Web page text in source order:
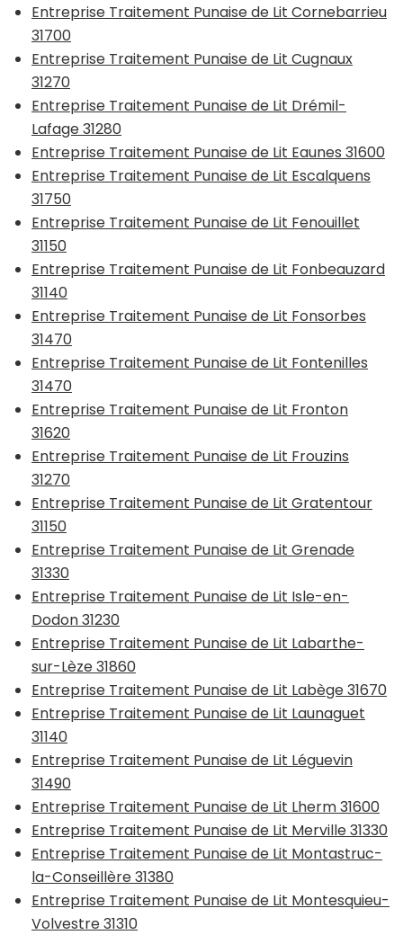
Entreprise Traitement Punaise de Lit Cornebarrieu
31700
Entreprise Traitement Punaise de Lit Cugnaux
31270
Entreprise Traitement Punaise de Lit Drémil-
Lafage 31280
Entreprise Traitement Punaise de Lit Eaunes 31600
Entreprise Traitement Punaise de Lit Escalquens
31750
Entreprise Traitement Punaise de Lit Fenouillet
31150
Entreprise Traitement Punaise de Lit Fonbeauzard
31140
Entreprise Traitement Punaise de Lit Fonsorbes
31470
Entreprise Traitement Punaise de Lit Fontenilles
31470
Entreprise Traitement Punaise de Lit Fronton
31620
Entreprise Traitement Punaise de Lit Frouzins
31270
Entreprise Traitement Punaise de Lit Gratentour
31150
Entreprise Traitement Punaise de Lit Grenade
31330
Entreprise Traitement Punaise de Lit Isle-en-
Dodon 31230
Entreprise Traitement Punaise de Lit Labarthe-
sur-Lèze 31860
Entreprise Traitement Punaise de Lit Labège 31670
Entreprise Traitement Punaise de Lit Launaguet
31140
Entreprise Traitement Punaise de Lit Léguevin
31490
Entreprise Traitement Punaise de Lit Lherm 31600
Entreprise Traitement Punaise de Lit Merville 31330
Entreprise Traitement Punaise de Lit Montastruc-
la-Conseillère 31380
Entreprise Traitement Punaise de Lit Montesquieu-
Volvestre 31310